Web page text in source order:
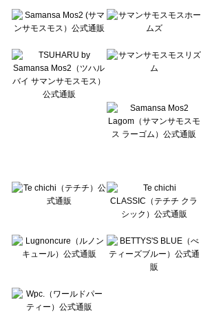
Te chichi（テチチ）のボトムス一覧
Te chichi CLASSIC（テチチ クラシック）のボトムス一覧
Lugnoncure（ルノンキュール）のボトムス一覧
BETTY'S BLUE（べティーズブルー）のボトムス一覧
Wpc.（ワールドパーティー）のボトムス一覧